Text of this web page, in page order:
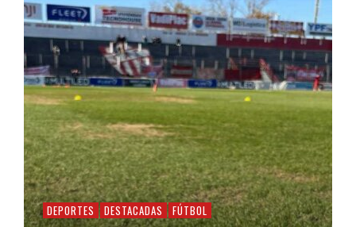
DEPORTES DESTACADAS FÚTBOL